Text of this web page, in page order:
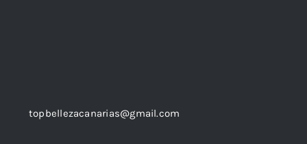
topbellezacanarias@gmail.com